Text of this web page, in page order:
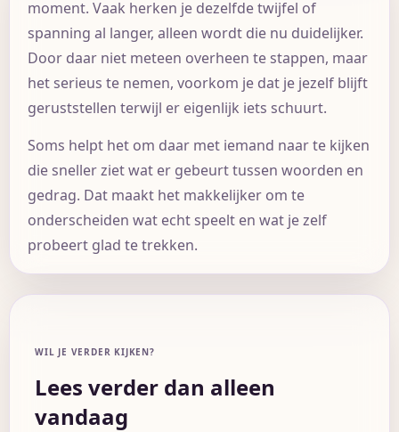
moment. Vaak herken je dezelfde twijfel of
spanning al langer, alleen wordt die nu duidelijker.
Door daar niet meteen overheen te stappen, maar
het serieus te nemen, voorkom je dat je jezelf blijft
geruststellen terwijl er eigenlijk iets schuurt.
Soms helpt het om daar met iemand naar te kijken
die sneller ziet wat er gebeurt tussen woorden en
gedrag. Dat maakt het makkelijker om te
onderscheiden wat echt speelt en wat je zelf
probeert glad te trekken.
WIL JE VERDER KIJKEN?
Lees verder dan alleen
vandaag